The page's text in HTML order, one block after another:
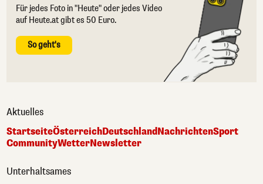
Für jedes Foto in "Heute" oder jedes Video
auf Heute.at gibt es 50 Euro.
So geht's
Aktuelles
StartseiteÖsterreichDeutschlandNachrichtenSport
CommunityWetterNewsletter
Unterhaltsames